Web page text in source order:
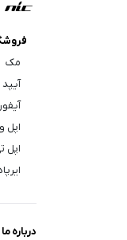
مک
آیپد
اپل
اپل
درباره ما